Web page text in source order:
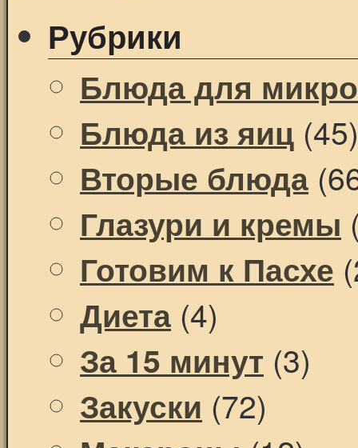
Рубрики
Блюда для
Блюда из яиц (45)
Вторые блюда
Глазури и кремы
Готовим к Пасхе
Диета (4)
За 15 минут (3)
Закуски (72)